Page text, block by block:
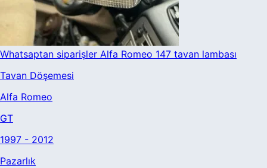
Whatsaptan siparişler Alfa Romeo 147 tavan lambası
Tavan Döşemesi
Alfa Romeo
GT
1997 - 2012
Pazarlık